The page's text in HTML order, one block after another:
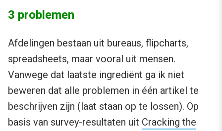
3 problemen
Afdelingen bestaan uit bureaus, flipcharts,
spreadsheets, maar vooral uit mensen.
Vanwege dat laatste ingrediënt ga ik niet
beweren dat alle problemen in één artikel te
beschrijven zijn (laat staan op te lossen). Op
basis van survey-resultaten uit Cracking the